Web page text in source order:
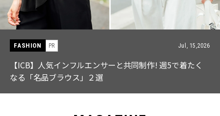
FASHION PR Jul, 15,2026
【ICB】人気インフルエンサーと共同制作! 週5で着たく
なる「名品ブラウス」２選